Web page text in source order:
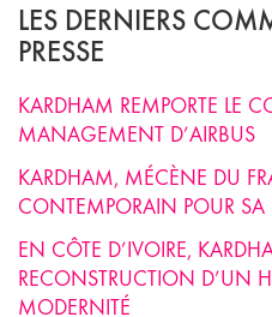
LES DERNIERS
PRESSE
KARDHAM REMPORTE LE
MANAGEMENT D’AIRBUS
KARDHAM, MÉCÈNE DU
CONTEMPORAIN POUR
EN CÔTE D’IVOIRE,
RECONSTRUCTION D’UN
MODERNITÉ